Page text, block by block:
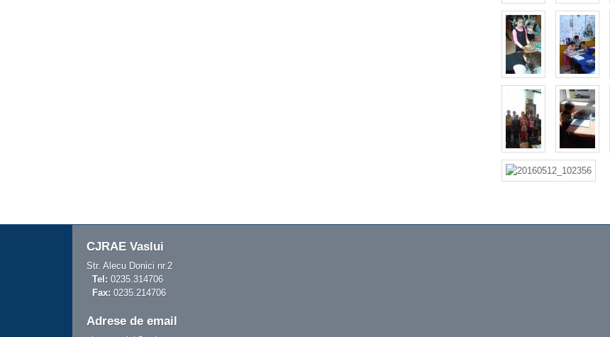
CJRAE Vaslui
Str. Alecu Donici nr.2
Tel: 0235.314706
Fax: 0235.214706
Adrese de email